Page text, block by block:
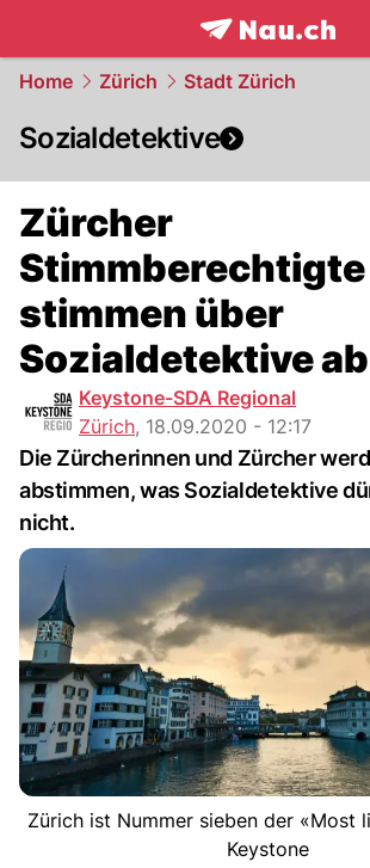
frontpage.
Home Zürich Stadt Zürich
Sozialdetektive
Zürcher
Stimmberechtigte
stimmen über
Sozialdetektive ab
Keystone-SDA Regional
Zürich, 18.09.2020 - 12:17
Die Zürcherinnen und Zürcher
abstimmen, was Sozialdetektive
nicht.
Zürich ist Nummer sieben der «Most
Keystone